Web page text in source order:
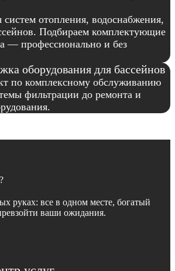
отопления, водоснабжения,
Подбираем комплектующие
— профессионально и без
оборудования для бассейнов
по комплексному обслуживанию
фильтрации до ремонта и
руках: все в одном месте, богатый
ваши ожидания.